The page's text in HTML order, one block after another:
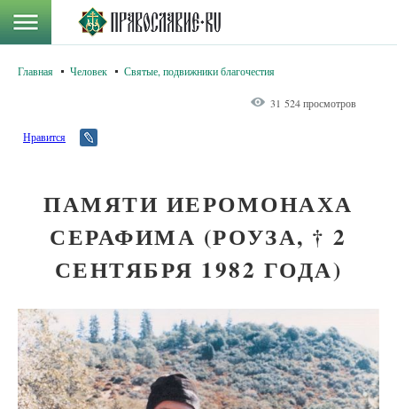
Главная Человек Святые, подвижники благочестия
31 524 просмотров
Нравится
ПАМЯТИ ИЕРОМОНАХА
СЕРАФИМА (РОУЗА, † 2
СЕНТЯБРЯ 1982 ГОДА)